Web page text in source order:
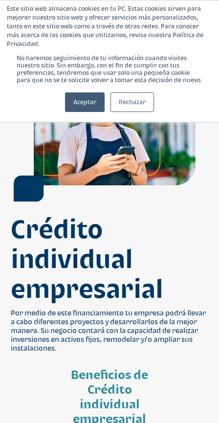
Este sitio web almacena cookies en tu PC. Estas cookies sirven para
mejorar nuestro sitio web y ofrecer servicios más personalizados,
tanto en este sitio web como a través de otras redes. Para conocer
más acerca de las cookies que utilizamos, revisa nuestra Política de
Privacidad.
No haremos seguimiento de tu información cuando visites
nuestro sitio. Sin embargo, con el fin de cumplir con tus
preferencias, tendremos que usar solo una pequeña cookie
para que no se te solicite volver a tomar esta decisión de nuevo.
Aceptar Rechazar
¿Qué es Banca Empresarial?
Calculadora
Contáctanos
Crédito
individual
empresarial
Por medio de este financiamiento tu empresa podrá llevar
a cabo diferentes proyectos y desarrollarlos de la mejor
manera. Su negocio contará con la capacidad de realizar
inversiones en activos fijos, remodelar y/o ampliar sus
instalaciones.
Beneficios de
Crédito
individual
empresarial